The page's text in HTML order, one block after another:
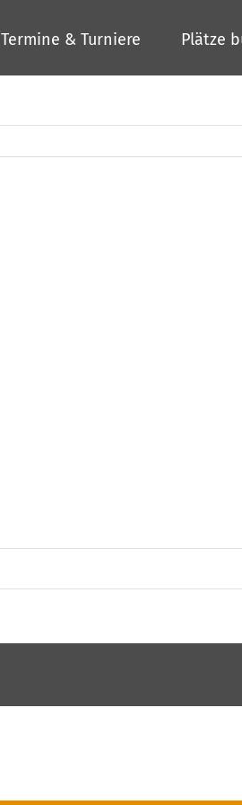
Termine & Turniere Plätze